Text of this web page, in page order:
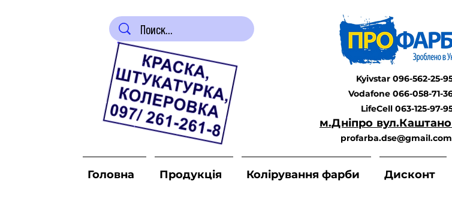
Kyivstar 096-562-25-
Vodafone 066-058-71-
LifeCell 063-125-97-
м.Дніпро
profarba.dse@gmail.com
Головна Продукція Колірування фарби Дисконт